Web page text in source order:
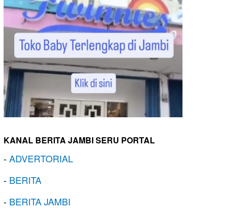
KANAL BERITA JAMBI SERU PORTAL
-ADVERTORIAL
- BERITA
- BERITA JAMBI